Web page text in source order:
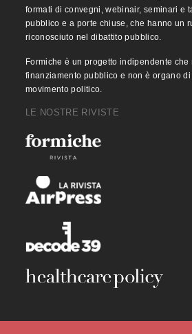
formati di convegni, webinair, seminari e
pubblico e a porte chiuse, che hanno un
riconosciuto nel dibattito pubblico.
Formiche è un progetto indipendente che
finanziamento pubblico e non è organo
movimento politico.
LE NOSTRE RIVISTE